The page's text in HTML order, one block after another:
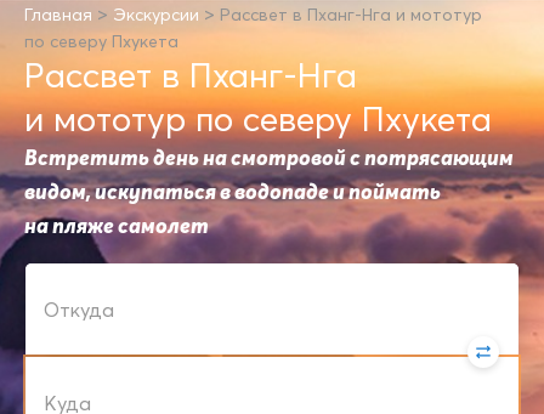
Главная > Экскурсии > Рассвет в Пханг-Нга и мототур
по северу Пхукета
Рассвет в Пханг-Нга
и мототур по северу Пхукета
Встретить день на смотровой с потрясающим
видом, искупаться в водопаде и поймать
на пляже самолет